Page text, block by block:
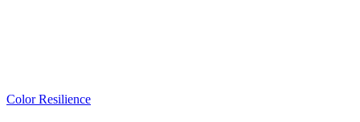
Color Resilience